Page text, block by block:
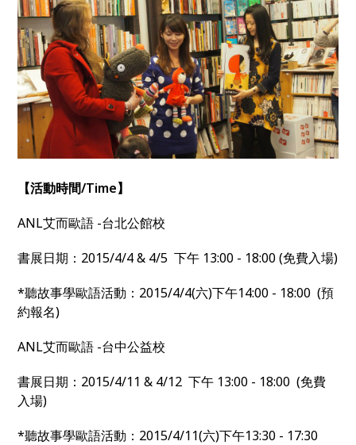
【活動時間/Time】
ANL艾而歐語 -台北公館校
書展日期：2015/4/4 & 4/5 下午 13:00 - 18:00 (免費入場)
*聽故事學歐語活動：2015/4/4(六)下午14:00 - 18:00 (預
約報名)
ANL艾而歐語 -台中公益校
書展日期：2015/4/11 & 4/12 下午 13:00 - 18:00 (免費
入場)
*聽故事學歐語活動：2015/4/11(六)下午13:30 - 17:30